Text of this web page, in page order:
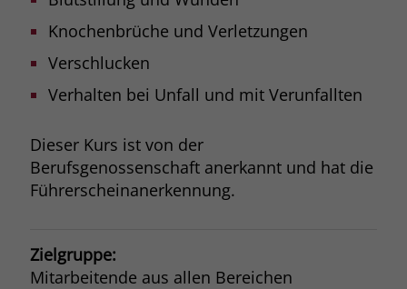
Knochenbrüche und Verletzungen
Verschlucken
Verhalten bei Unfall und mit Verunfallten
Dieser Kurs ist von der
Berufsgenossenschaft anerkannt und hat die
Führerscheinanerkennung.
Zielgruppe:
Mitarbeitende aus allen Bereichen
Zweck
Behält die Zustände des Benutzers bei
allen Seitenanfragen bei.
Zweck
exklusiv für diese Website zu speichern.
Dadurch wird gewährleistet, dass
derselben Website durchgeführt
Benutzerkennung verknüpft werden.
Name _clsk
Laufzeit 1 Jahr